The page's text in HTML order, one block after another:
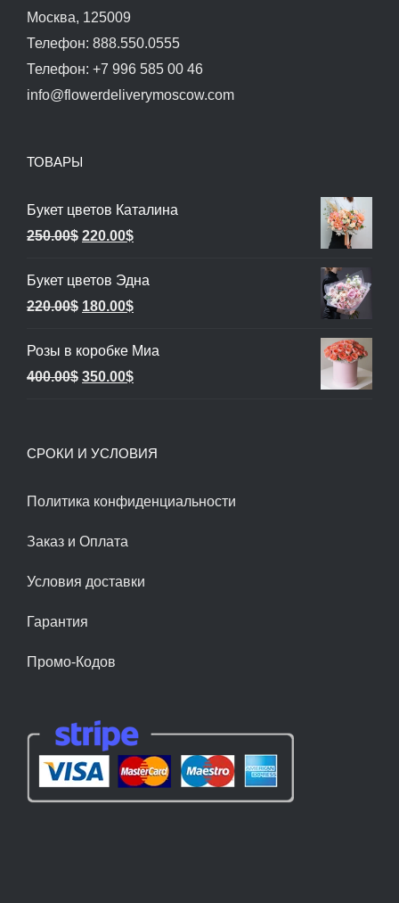
Москва, 125009
Телефон: 888.550.0555
Телефон: +7 996 585 00 46
info@flowerdeliverymoscow.com
ТОВАРЫ
Букет цветов Каталина
250.00$ Первоначальная
составляла
250.00$.
220.00$Текущая
220.00$.
Букет цветов Эдна
220.00$ Первоначальная
составляла
220.00$.
180.00$Текущая
180.00$.
Розы в коробке Миа
400.00$ Первоначальная
400.00$.
350.00$Текущая
СРОКИ И УСЛОВИЯ
Политика конфиденциальности
Заказ и Оплата
Условия доставки
Гарантия
Промо-Кодов